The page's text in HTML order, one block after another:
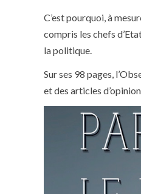
C’est pourquoi, à
compris les chefs
la politique.
Sur ses 98 pages,
et des articles